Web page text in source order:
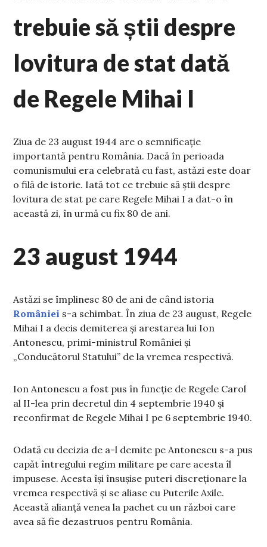
trebuie să știi despre
lovitura de stat dată
de Regele Mihai I
Ziua de 23 august 1944 are o semnificație
importantă pentru România. Dacă în perioada
comunismului era celebrată cu fast, astăzi este doar
o filă de istorie. Iată tot ce trebuie să știi despre
lovitura de stat pe care Regele Mihai I a dat-o în
această zi, în urmă cu fix 80 de ani.
23 august 1944
Astăzi se împlinesc 80 de ani de când istoria
României s-a schimbat. În ziua de 23 august, Regele
Mihai I a decis demiterea și arestarea lui Ion
Antonescu, primi-ministrul României și
„Conducătorul Statului” de la vremea respectivă.
Ion Antonescu a fost pus în funcție de Regele Carol
al II-lea prin decretul din 4 septembrie 1940 și
reconfirmat de Regele Mihai I pe 6 septembrie 1940.
Odată cu decizia de a-l demite pe Antonescu s-a pus
capăt întregului regim militare pe care acesta îl
impusese. Acesta își însușise puteri discreționare la
vremea respectivă și se aliase cu Puterile Axile.
Această alianță venea la pachet cu un război care
avea să fie dezastruos pentru România.